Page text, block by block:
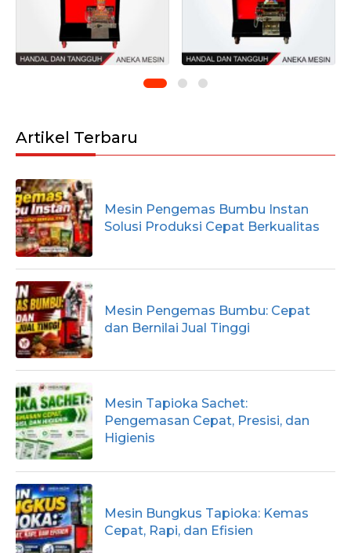
Artikel Terbaru
Mesin Pengemas Bumbu Instan
Solusi Produksi Cepat Berkualitas
Mesin Pengemas Bumbu: Cepat
dan Bernilai Jual Tinggi
Mesin Tapioka Sachet:
Pengemasan Cepat, Presisi, dan
Higienis
Mesin Bungkus Tapioka: Kemas
Cepat, Rapi, dan Efisien